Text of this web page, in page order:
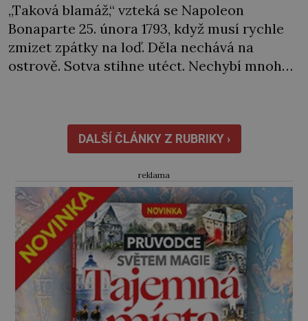
„Taková blamáž,“ vzteká se Napoleon
Bonaparte 25. února 1793, když musí rychle
zmizet zpátky na loď. Děla nechává na
ostrově. Sotva stihne utéct. Nechybí mnoho
Francouzská flotila pod velením admirála
Laurenta Trugueta (1752‒1839) vyplouvá
v únoru 1793 z Toulonu. Mezi posádkou […]
DALŠÍ ČLÁNKY Z RUBRIKY ›
reklama